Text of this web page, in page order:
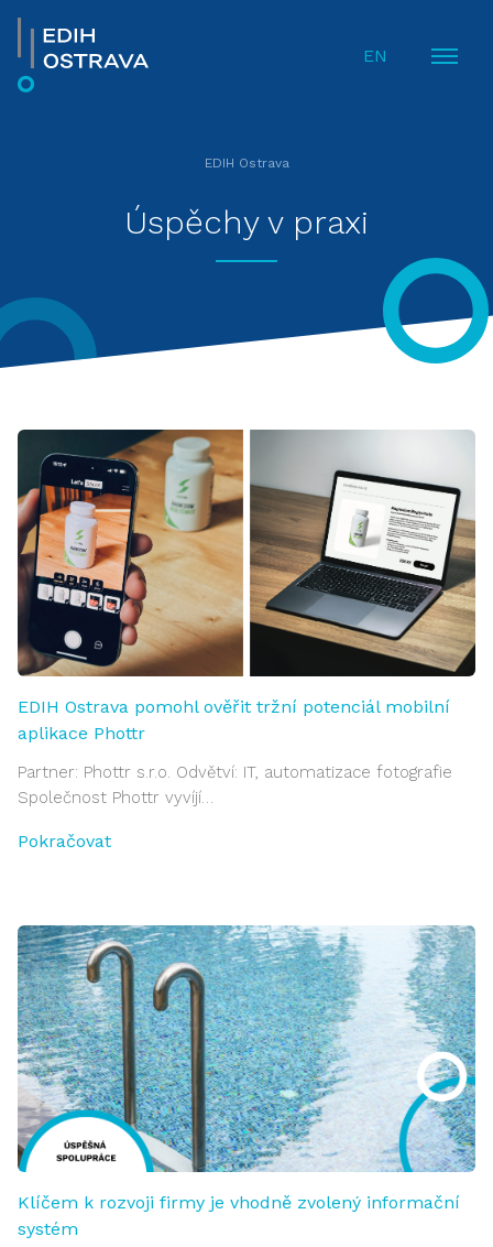
EN
EDIH Ostrava
Úspěchy v praxi
EDIH Ostrava pomohl ověřit tržní potenciál mobilní
aplikace Phottr
Partner: Phottr s.r.o. Odvětví: IT, automatizace fotografie
Společnost Phottr vyvíjí…
Pokračovat
Klíčem k rozvoji firmy je vhodně zvolený informační
systém